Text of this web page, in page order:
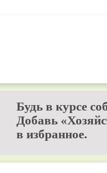
Будь в курсе
Добавь
в избранное.